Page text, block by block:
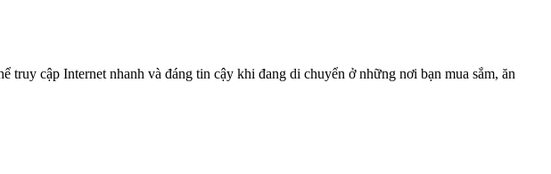
cập Internet nhanh và đáng tin cậy khi đang di chuyển ở những nơi bạn mua sắm, ăn